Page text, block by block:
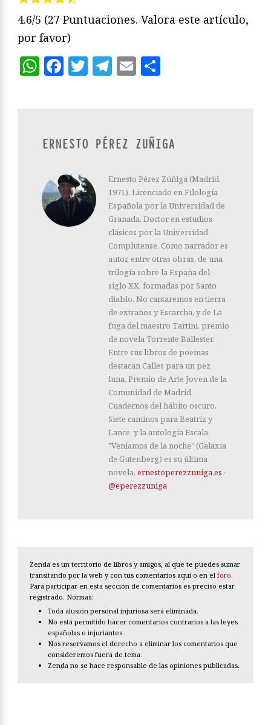
4.6/5 (27 Puntuaciones. Valora este artículo,
por favor)
WhatsApp
Facebook
Twitter
Telegram
Email
ERNESTO PÉREZ ZUÑIGA
Ernesto Pérez Zúñiga (Madrid,
1971). Licenciado en Filología
Española por la Universidad de
Granada. Doctor en estudios
clásicos por la Universidad
Complutense. Como narrador es
autor, entre otras obras, de una
trilogía sobre la España del
siglo XX, formadas por Santo
diablo, No cantaremos en tierra
de extraños y Escarcha, y de La
fuga del maestro Tartini, premio
de novela Torrente Ballester.
Entre sus libros de poemas
destacan Calles para un pez
luna, Premio de Arte Joven de la
Comunidad de Madrid,
Cuadernos del hábito oscuro,
Siete caminos para Beatriz y
Lance, y la antología Escala.
"Veníamos de la noche" (Galaxia
de Gutenberg) es su última
novela. ernestoperezzuniga.es ·
@eperezzuniga
Zenda es un territorio de libros y amigos, al que te puedes sumar
transitando por la web y con tus comentarios aquí o en el foro.
Para participar en esta sección de comentarios es preciso estar
registrado. Normas:
Toda alusión personal injuriosa será eliminada.
No está permitido hacer comentarios contrarios a las leyes
españolas o injuriantes.
Nos reservamos el derecho a eliminar los comentarios que
consideremos fuera de tema.
Zenda no se hace responsable de las opiniones publicadas.